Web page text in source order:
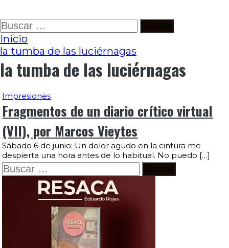
Ir
al
contenido
Buscar:
Inicio
la tumba de las luciérnagas
la tumba de las luciérnagas
Impresiones
Fragmentos de un diario crítico virtual
(VII), por Marcos Vieytes
Sábado 6 de junio: Un dolor agudo en la cintura me
despierta una hora antes de lo habitual. No puedo […]
Buscar: